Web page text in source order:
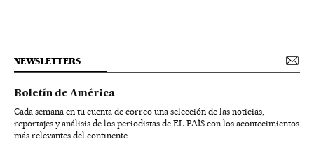
NEWSLETTERS
Boletín de América
Cada semana en tu cuenta de correo una selección de las noticias,
reportajes y análisis de los periodistas de EL PAÍS con los acontecimientos
más relevantes del continente.